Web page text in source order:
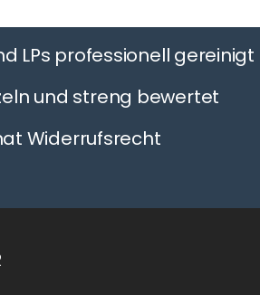
LPs professionell gereinigt
und streng bewertet
Widerrufsrecht